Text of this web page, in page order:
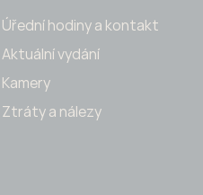
Úřední hodiny a kontakt
Aktuální vydání
Kamery
Ztráty a nálezy